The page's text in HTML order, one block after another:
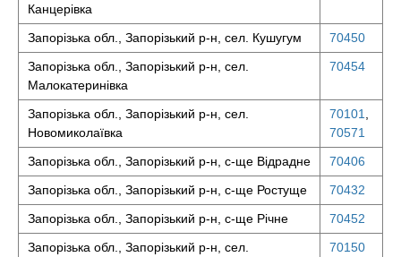
Канцерівка
Запорізька обл., Запорізький р-н, сел. Кушугум
70450
Запорізька обл., Запорізький р-н, сел.
Малокатеринівка
70454
Запорізька обл., Запорізький р-н, сел.
Новомиколаївка
70101
70571
Запорізька обл., Запорізький р-н, с-ще Відрадне
70406
Запорізька обл., Запорізький р-н, с-ще Ростуще
70432
Запорізька обл., Запорізький р-н, с-ще Річне
70452
Запорізька обл., Запорізький р-н, сел.
70150